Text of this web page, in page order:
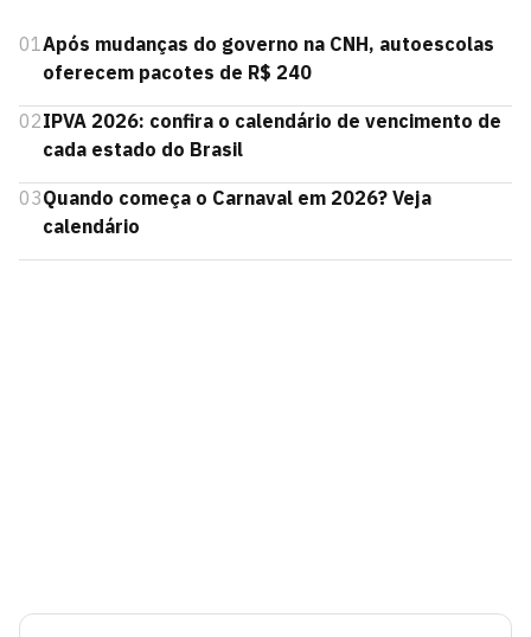
01Após mudanças do governo na CNH, autoescolas
oferecem pacotes de R$ 240
02IPVA 2026: confira o calendário de vencimento de
cada estado do Brasil
03Quando começa o Carnaval em 2026? Veja
calendário